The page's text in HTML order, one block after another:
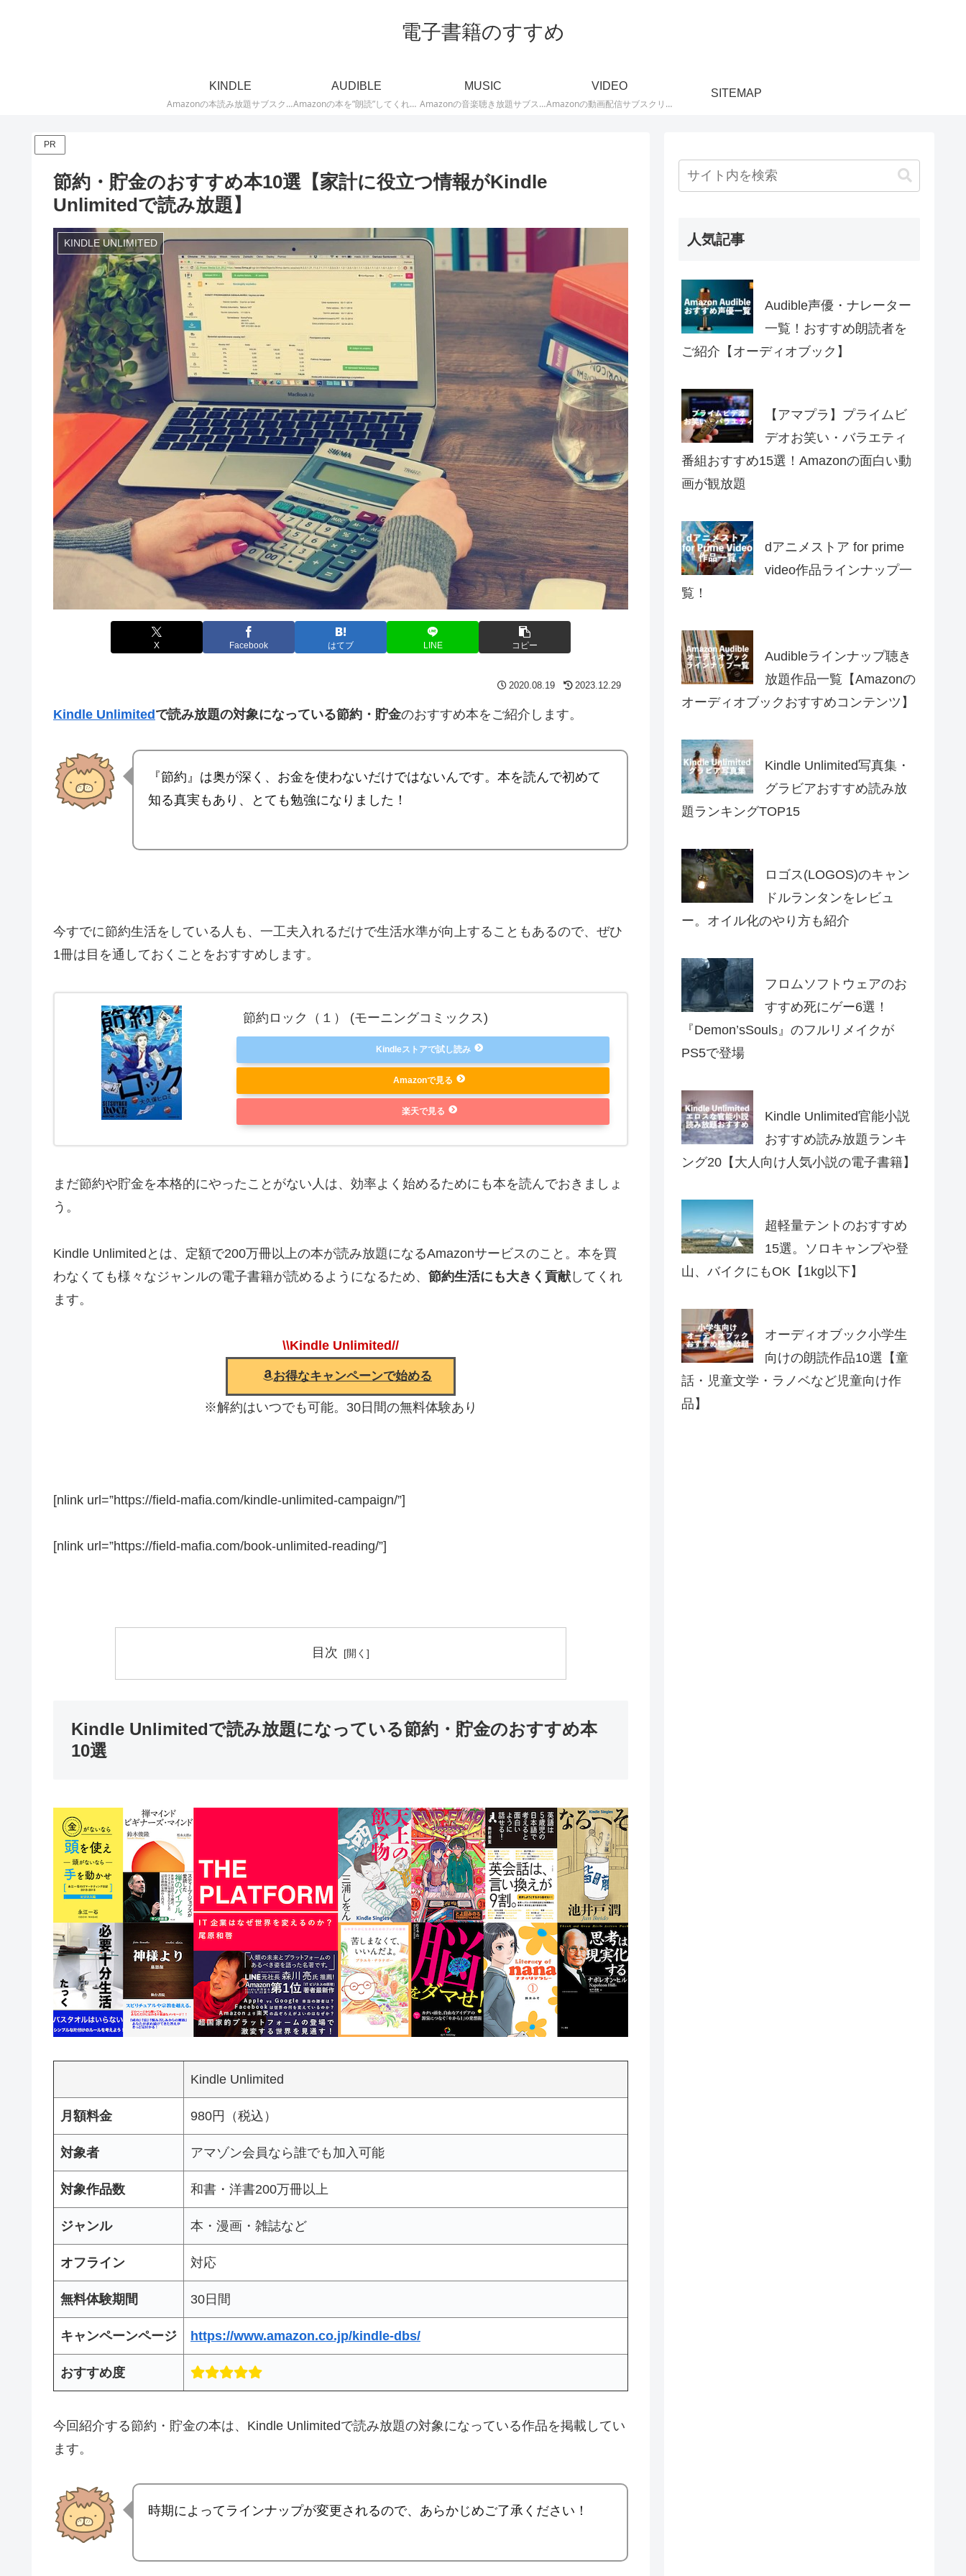
電子書籍のすすめ
KINDLE
Amazonの本読み放題サブスクリプションサービス「Kindle Unlimited」に関する記事を投稿しています。「Kindle Unlimited」とは、Amazonの電子書籍Kindle本が200万冊以上読み放題になるサブスクサービスです。Kindle Unlimitedの口コミ評判・評価を始め、キャンペーンや無料お試し体験などのお得情報、おすすめ本を紹介しています。
AUDIBLE
Amazonの本を”朗読”してくれるオーディオブックサブスクリプションサービス「Audible」に関する記事を投稿しています。Audibleのサブスクに関する口コミや評判、キャンペーン、無料体験期間などお得な情報も発信しています。
MUSIC
Amazonの音楽聴き放題サブスクリプションサービス「Music Unlimited」に関する記事を投稿しています。「Music Unlimited」とは、Amazonで配信している音楽が1億曲以上聴き放題になるサブスクサービスです。Music Unlimitedの口コミ評判・評価を始め、キャンペーンや無料お試し体験などのお得情報、おすすめ音楽を紹介しています。
VIDEO
Amazonの動画配信サブスクリプションサービス『プライムビデオ』や『Prime Videoチャンネル』の口コミ評判やキャンペーンについて紹介しています。海外・国内映画やドラマ、アニメ、スポーツ、ニュース、音楽など、プライムビデオのサブスクで観られるおすすめ動画もまとめています。
SITEMAP
PR
節約・貯金のおすすめ本10選【家計に役立つ情報がKindle
Unlimitedで読み放題】
KINDLE UNLIMITED
X Facebook はてブ LINE コピー
2020.08.19 2023.12.29
Kindle Unlimited で読み放題の対象になっている節約・貯金のおすすめ本をご紹介します。
『節約』は奥が深く、お金を使わないだけではないんです。本を読んで初めて
知る真実もあり、とても勉強になりました！
今すでに節約生活をしている人も、一工夫入れるだけで生活水準が向上することもあるので、ぜひ
1冊は目を通しておくことをおすすめします。
節約ロック（１） (モーニングコミックス)
Kindleストアで試し読み
Amazonで見る
楽天で見る
まだ節約や貯金を本格的にやったことがない人は、効率よく始めるためにも本を読んでおきましょ
う。
Kindle Unlimitedとは、 定額で200万冊以上の本が読み放題になるAmazonサービスのこと。本を買
わなくても様々なジャンルの電子書籍が読めるようになるため、 節約生活にも大きく貢献 してくれ
ます。
\\Kindle Unlimited//
お得なキャンペーンで始める
※解約はいつでも可能。30日間の無料体験あり
[nlink url=”https://field-mafia.com/kindle-unlimited-campaign/”]
[nlink url=”https://field-mafia.com/book-unlimited-reading/”]
目次
Kindle Unlimitedで読み放題になっている節約・貯金のおすすめ本
10選
Kindle Unlimited
月額料金 980円（税込）
対象者 アマゾン会員なら誰でも加入可能
対象作品数 和書・洋書200万冊以上
ジャンル 本・漫画・雑誌など
オフライン 対応
無料体験期間 30日間
キャンペーンページ https://www.amazon.co.jp/kindle-dbs/
おすすめ度
今回紹介する節約・貯金の本は、Kindle Unlimitedで読み放題の対象になっている作品を掲載してい
ます。
時期によってラインナップが変更されるので、あらかじめご了承ください！
人気記事
Audible声優・ナレーター
一覧！おすすめ朗読者を
ご紹介【オーディオブック】
【アマプラ】プライムビ
デオお笑い・バラエティ
番組おすすめ15選！Amazonの面白い動
画が観放題
dアニメストア for prime
video作品ラインナップ一
覧！
Audibleラインナップ聴き
放題作品一覧【Amazonの
オーディオブックおすすめコンテンツ】
Kindle Unlimited写真集・
グラビアおすすめ読み放
題ランキングTOP15
ロゴス(LOGOS)のキャン
ドルランタンをレビュ
ー。オイル化のやり方も紹介
フロムソフトウェアのお
すすめ死にゲー6選！
『Demon’sSouls』のフルリメイクが
PS5で登場
Kindle Unlimited官能小説
おすすめ読み放題ランキ
ング20【大人向け人気小説の電子書籍】
超軽量テントのおすすめ
15選。ソロキャンプや登
山、バイクにもOK【1kg以下】
オーディオブック小学生
向けの朗読作品10選【童
話・児童文学・ラノベなど児童向け作
品】